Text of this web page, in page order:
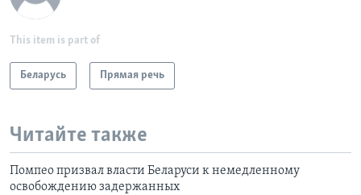
This item is part of
Беларусь Прямая речь
Читайте также
Помпео призвал власти Беларуси к немедленному
освобождению задержанных